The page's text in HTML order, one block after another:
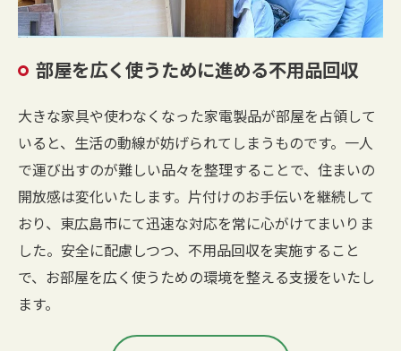
部屋を広く使うために進める不用品回収
大きな家具や使わなくなった家電製品が部屋を占領して
いると、生活の動線が妨げられてしまうものです。一人
で運び出すのが難しい品々を整理することで、住まいの
開放感は変化いたします。片付けのお手伝いを継続して
おり、東広島市にて迅速な対応を常に心がけてまいりま
した。安全に配慮しつつ、不用品回収を実施すること
で、お部屋を広く使うための環境を整える支援をいたし
ます。